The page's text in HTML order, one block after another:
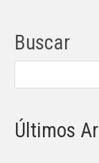
Buscar
Últimos